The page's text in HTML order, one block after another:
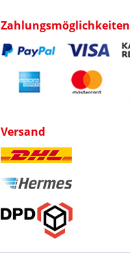
Zahlungsmöglichkeiten
Versand